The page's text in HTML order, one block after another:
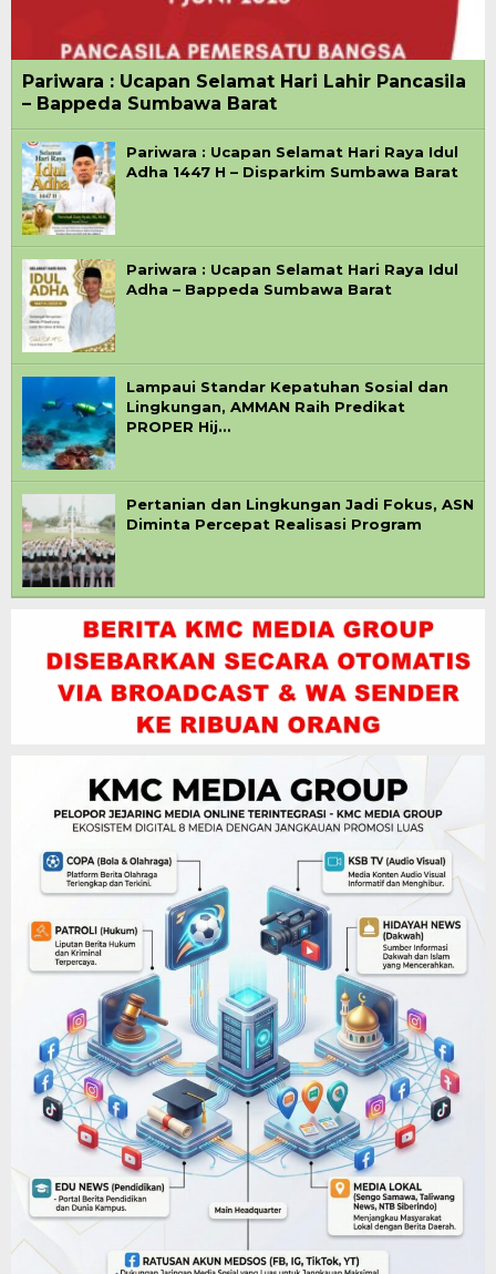
Pariwara : Ucapan Selamat Hari Lahir Pancasila
– Bappeda Sumbawa Barat
Pariwara : Ucapan Selamat Hari Raya Idul
Adha 1447 H – Disparkim Sumbawa Barat
Pariwara : Ucapan Selamat Hari Raya Idul
Adha – Bappeda Sumbawa Barat
Lampaui Standar Kepatuhan Sosial dan
Lingkungan, AMMAN Raih Predikat
PROPER Hij…
Pertanian dan Lingkungan Jadi Fokus, ASN
Diminta Percepat Realisasi Program